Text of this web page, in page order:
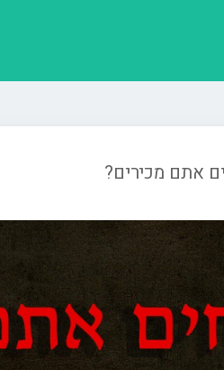
אתם מכירים?